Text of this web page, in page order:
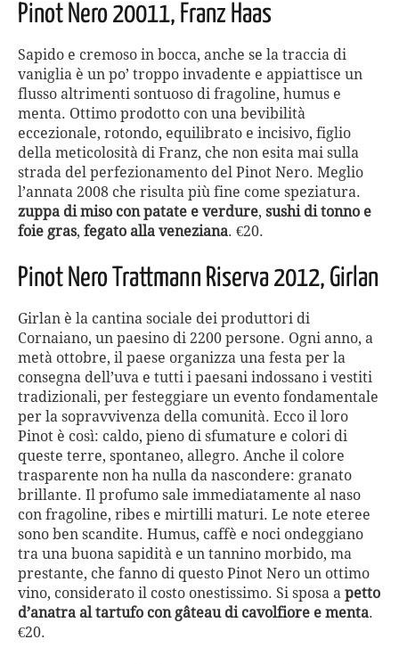
Pinot Nero 20011, Franz Haas
Sapido e cremoso in bocca, anche se la traccia di
vaniglia è un po’ troppo invadente e appiattisce un
flusso altrimenti sontuoso di fragoline, humus e
menta. Ottimo prodotto con una bevibilità
eccezionale, rotondo, equilibrato e incisivo, figlio
della meticolosità di Franz, che non esita mai sulla
strada del perfezionamento del Pinot Nero. Meglio
l’annata 2008 che risulta più fine come speziatura.
zuppa di miso con patate e verdure, sushi di tonno e
foie gras, fegato alla veneziana. €20.
Pinot Nero Trattmann Riserva 2012, Girlan
Girlan è la cantina sociale dei produttori di
Cornaiano, un paesino di 2200 persone. Ogni anno, a
metà ottobre, il paese organizza una festa per la
consegna dell’uva e tutti i paesani indossano i vestiti
tradizionali, per festeggiare un evento fondamentale
per la sopravvivenza della comunità. Ecco il loro
Pinot è così: caldo, pieno di sfumature e colori di
queste terre, spontaneo, allegro. Anche il colore
trasparente non ha nulla da nascondere: granato
brillante. Il profumo sale immediatamente al naso
con fragoline, ribes e mirtilli maturi. Le note eteree
sono ben scandite. Humus, caffè e noci ondeggiano
tra una buona sapidità e un tannino morbido, ma
prestante, che fanno di questo Pinot Nero un ottimo
vino, considerato il costo onestissimo. Si sposa a petto
d’anatra al tartufo con gâteau di cavolfiore e menta.
€20.